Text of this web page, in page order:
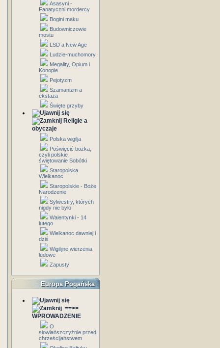
Asasyni -
Fanatyczni mordercy
Bogini maku
Budowniczowie
mostu
LSD a New Age
Ludzie-muchomory
Megality, Opium i
Konopie
Pejotyzm
Szamanizm a
ekstaza
Święte grzyby
Religie a
obyczaje
Polska wigilja
Poświęcić bożka,
czyli polskie
świętowanie Sobótki
Staropolska
Wielkanoc
Staropolskie - Boże
Narodzenie
Sylwestry, których
nigdy nie było
Walentynki - 14
lutego
Wielkanoc dawniej i
dziś
Wigilijne wierzenia
ludowe
Zapusty
Europa Pogańska
==>>
WPROWADZENIE
O
słowiańszczyźnie przed
chrześcijaństwem